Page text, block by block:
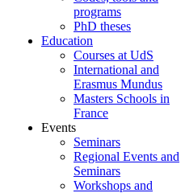
programs
PhD theses
Education
Courses at UdS
International and
Erasmus Mundus
Masters Schools in
France
Events
Seminars
Regional Events and
Seminars
Workshops and